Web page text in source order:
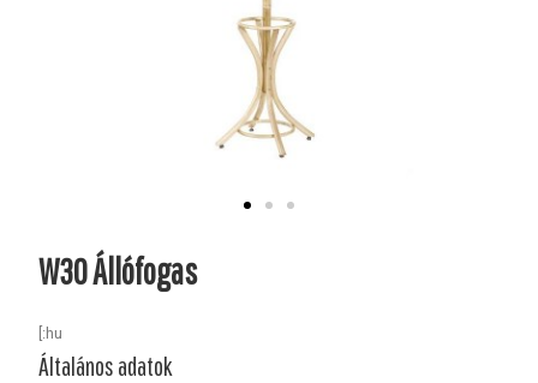
W30 Állófogas
[:hu
Általános adatok